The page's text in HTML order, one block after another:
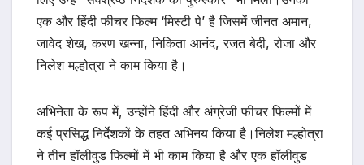
एक और हिंदी फीचर फिल्म ‘मिस्टी पे’ है जिसमें जीनत अमान,
जावेद शेख, करण खन्ना, निकिता आनंद, रजत बेदी, रोजा और
निलेश मल्होत्रा ने काम किया है।
अभिनेता के रूप में, उन्होंने हिंदी और अंग्रेजी फीचर फिल्मों में
कई प्रसिद्ध निर्देशकों के तहत अभिनय किया है।निलेश मल्होत्रा
ने तीन हॉलीवुड फिल्मों में भी काम किया है और एक हॉलीवुड